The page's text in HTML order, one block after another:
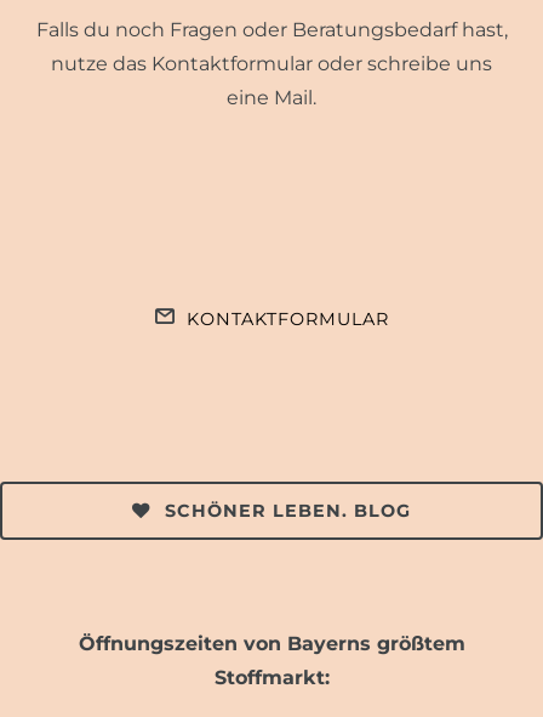
Falls du noch Fragen oder Beratungsbedarf hast,
nutze das Kontaktformular oder schreibe uns
eine Mail.
KONTAKTFORMULAR
SCHÖNER LEBEN. BLOG
Öffnungszeiten von Bayerns größtem
Stoffmarkt: